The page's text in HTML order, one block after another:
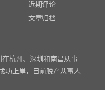
近期评论
文章归档
杭州、深圳和南昌从事
功上岸，目前脱产从事人